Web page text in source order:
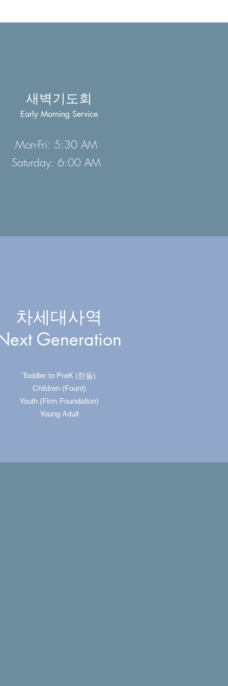
새벽기도회
Early Morning Service
Mon-Fri: 5:30 AM
Saturday: 6:00 AM
차세대사역
Generation
Toddler to PreK (한돌)
Children (Fount)
Youth (Firm Foundation)
Young Adult